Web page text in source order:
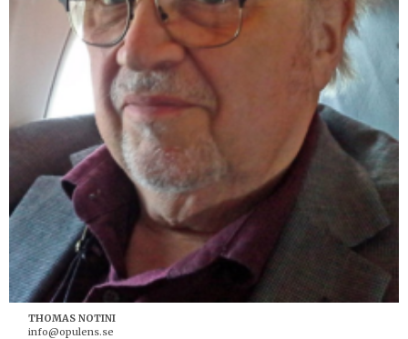
THOMAS NOTINI
info@opulens.se